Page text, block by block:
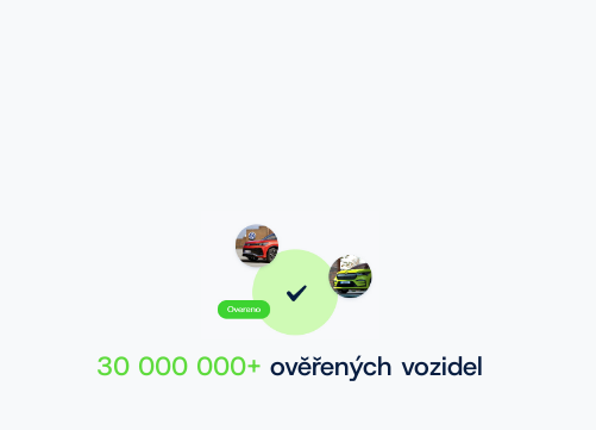
30 000 000+ ověřených vozidel